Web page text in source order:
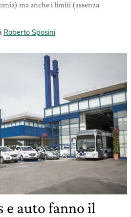
ma anche i limiti (assenza
Roberto Sposini
e auto fanno il